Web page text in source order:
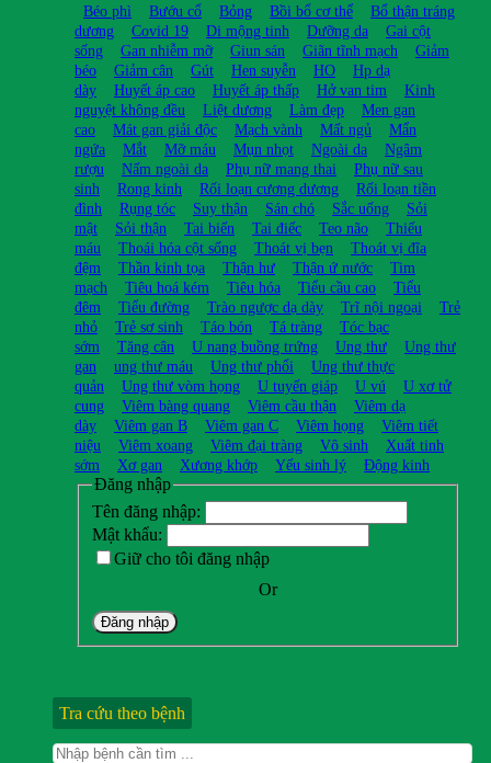
Béo phì Bướu cổ Bỏng Bồi bổ cơ thể
Bổ thận tráng
dương
Covid 19 Di mộng tinh Dưỡng da
Gai cột
sống
Gan nhiễm mỡ Giun sán Giãn tĩnh mạch
Giảm
béo
Giảm cân Gút Hen suyễn HO
Hp dạ
dày
Huyết áp cao Huyết áp thấp Hở van tim
Kinh
nguyệt không đều
Liệt dương Làm đẹp
Men gan
cao
Mát gan giải độc Mạch vành Mất ngủ
Mẩn
ngứa
Mắt Mỡ máu Mụn nhọt Ngoài da
Ngâm
rượu
Nấm ngoài da Phụ nữ mang thai
Phụ nữ sau
sinh
Rong kinh Rối loạn cương dương
Rối loạn tiền
đình
Rụng tóc Suy thận Sán chó Sắc uống
Sỏi
mật
Sỏi thận Tai biến Tai điếc Teo não
Thiếu
máu
Thoái hóa cột sống Thoát vị bẹn
Thoát vị đĩa
đệm
Thần kinh tọa Thận hư Thận ứ nước
Tim
mạch
Tiêu hoá kém Tiêu hóa Tiểu cầu cao
Tiểu
đêm
Tiểu đường Trào ngược dạ dày Trĩ nội ngoại
Trẻ
nhỏ
Trẻ sơ sinh Táo bón Tá tràng
Tóc bạc
sớm
Tăng cân U nang buồng trứng Ung thư
Ung thư
gan
ung thư máu Ung thư phổi
Ung thư thực
quản
Ung thư vòm họng U tuyến giáp U vú
U xơ tử
cung
Viêm bàng quang Viêm cầu thận
Viêm dạ
dày
Viêm gan B Viêm gan C Viêm họng
Viêm tiết
niệu
Viêm xoang Viêm đại tràng Vô sinh
Xuất tinh
sớm
Xơ gan Xương khớp Yếu sinh lý Động kinh
Đăng nhập
Tên đăng nhập:
Mật khẩu:
Giữ cho tôi đăng nhập
Or
Đăng nhập
Tra cứu theo bệnh